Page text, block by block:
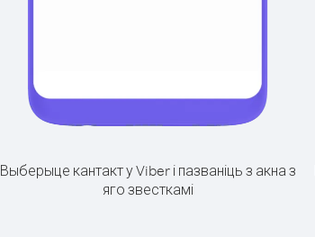
Выберыце кантакт у Viber і пазваніць з акна з
яго звесткамі